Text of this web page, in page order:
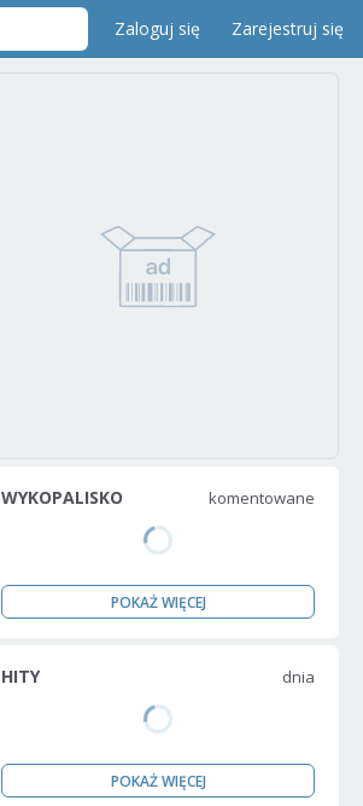
Zaloguj się Zarejestruj się
WYKOPALISKO komentowane
POKAŻ WIĘCEJ
HITY dnia
POKAŻ WIĘCEJ